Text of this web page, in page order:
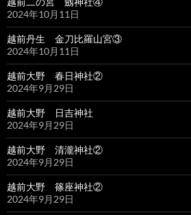
2024年10月11日
越前丹生 金刀比羅山宮③
2024年10月11日
越前大野 春日神社②
2024年9月29日
越前大野 日吉神社
2024年9月29日
越前大野 清瀧神社②
2024年9月29日
越前大野 篠座神社②
2024年9月29日